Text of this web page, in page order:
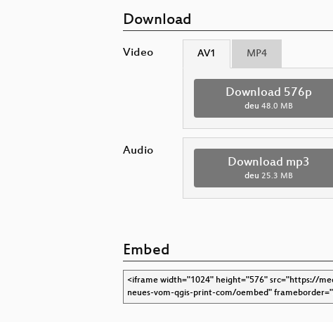
Download
Video AV1 MP4
Download 576p
deu 48.0 MB
Audio
Download mp3
deu 25.3 MB
Embed